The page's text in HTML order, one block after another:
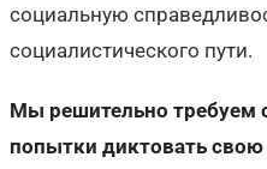
социальную
социалистического пути.
Мы решительно требуем
попытки диктовать